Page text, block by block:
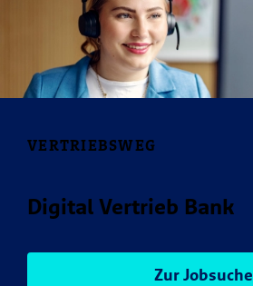
Newsroom
Über uns
VERTRIEBSWEG
Digital Vertrieb Bank
Zur Jobsuche